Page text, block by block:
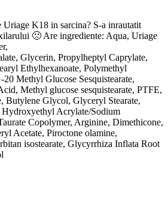
Uriage K18 in sarcina? S-a inrautatit
🙁 Are ingrediente: Aqua, Uriage
Glycerin, Propylheptyl Caprylate,
Ethylhexanoate, Polymethyl
Methyl Glucose Sesquistearate,
Methyl glucose sesquistearate, PTFE,
Butylene Glycol, Glyceryl Stearate,
Hydroxyethyl Acrylate/Sodium
Copolymer, Arginine, Dimethicone,
Acetate, Piroctone olamine,
isostearate, Glycyrrhiza Inflata Root